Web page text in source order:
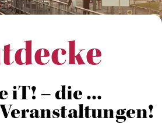
iT! – die ...